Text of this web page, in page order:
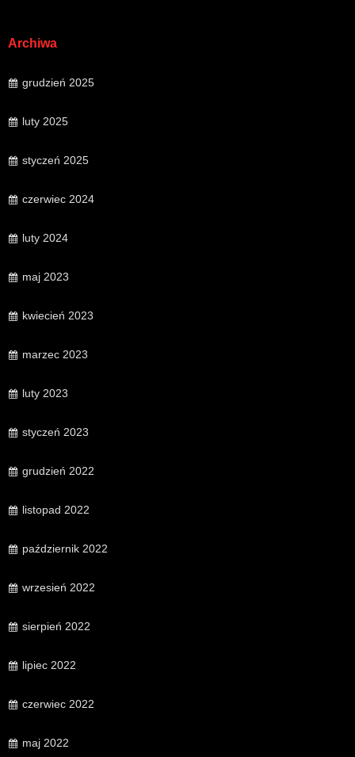
Archiwa
grudzień 2025
luty 2025
styczeń 2025
czerwiec 2024
luty 2024
maj 2023
kwiecień 2023
marzec 2023
luty 2023
styczeń 2023
grudzień 2022
listopad 2022
październik 2022
wrzesień 2022
sierpień 2022
lipiec 2022
czerwiec 2022
maj 2022